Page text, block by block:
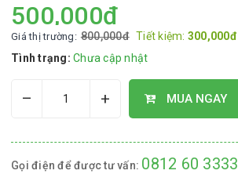
500,000đ
Giá thị trường: 800,000đ Tiết kiệm: 300,000đ
Tình trạng: Chưa cập nhật
– + MUA NGAY
Gọi điện để được tư vấn: 0812 60 3333